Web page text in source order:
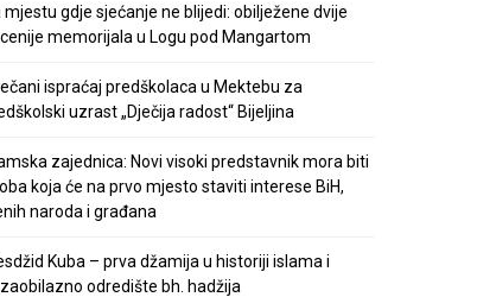
mjestu gdje sjećanje ne blijedi: obilježene dvije
memorijala u Logu pod Mangartom
ispraćaj predškolaca u Mektebu za
uzrast „Dječija radost“ Bijeljina
zajednica: Novi visoki predstavnik mora biti
koja će na prvo mjesto staviti interese BiH,
naroda i građana
Kuba – prva džamija u historiji islama i
odredište bh. hadžija